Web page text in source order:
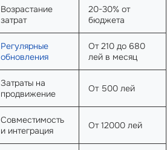
Возрастание
затрат
20-30% от
бюджета
Регулярные
обновления
От 210 до 680
лей в месяц
Затраты на
продвижение
От 500 лей
Совместимость
и интеграция
От 12000 лей